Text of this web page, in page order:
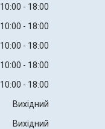
10:00
18:00
10:00
18:00
10:00
18:00
10:00
18:00
10:00
18:00
Вихідний
Вихідний